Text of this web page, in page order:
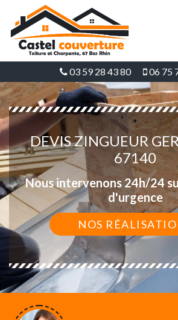
03 59 28 43 80 06 75
DEVIS ZINGUEUR
67140
Nous intervenons 24h/24
d'urgence
NOS